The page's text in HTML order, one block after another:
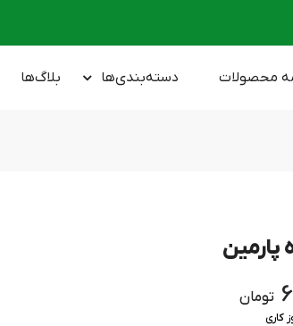
محصولات دسته‌بندی‌ها بلاگ‌ها
پارمین
تومان
کاری